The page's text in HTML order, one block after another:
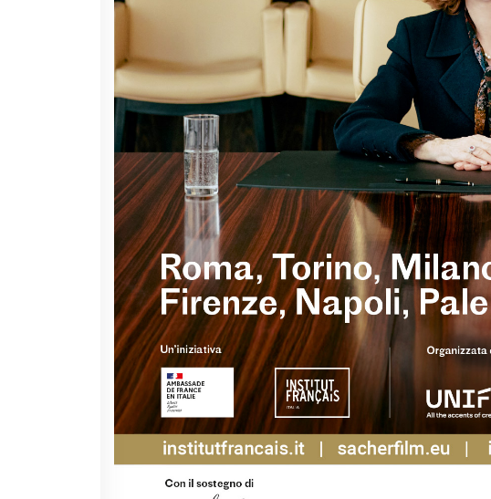
Rendez-vous
LIBRI
"DÉBAT D'IDÉES"
UNIVERSITÀ, RICERCA,
INNOVAZIONE
Studiare in Francia, grazie a
Campus France Italie!
Doppi titoli
Borse di studio e di
ricerca
YEP - Young Entrepreneurs
Programme
CHI SIAMO
Contatti
Organigramma
Lavorare con noi
Appalti pubblici, gare
d'appalto e contratti
SOSTENERE L'INSTITUT
FRANCAIS ITALIA
Le operazioni